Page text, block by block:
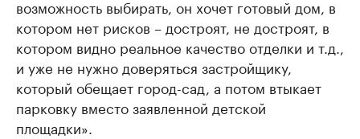
возможность выбирать, он хочет готовый дом, в
котором нет рисков – достроят, не достроят, в
котором видно реальное качество отделки и т.д.,
и уже не нужно доверяться застройщику,
который обещает город-сад, а потом втыкает
парковку вместо заявленной детской
площадки».